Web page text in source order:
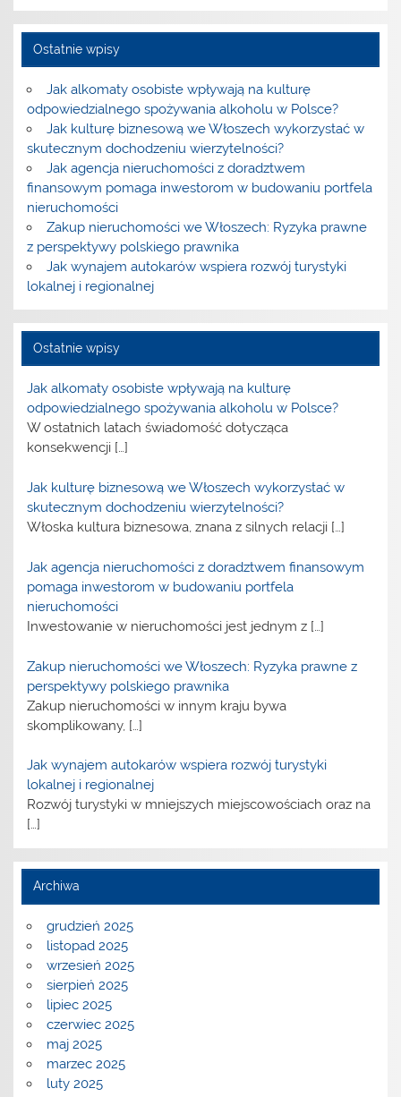
Ostatnie wpisy
Jak alkomaty osobiste wpływają na kulturę
odpowiedzialnego spożywania alkoholu w Polsce?
Jak kulturę biznesową we Włoszech wykorzystać w
skutecznym dochodzeniu wierzytelności?
Jak agencja nieruchomości z doradztwem
finansowym pomaga inwestorom w budowaniu portfela
nieruchomości
Zakup nieruchomości we Włoszech: Ryzyka prawne
z perspektywy polskiego prawnika
Jak wynajem autokarów wspiera rozwój turystyki
lokalnej i regionalnej
Ostatnie wpisy
Jak alkomaty osobiste wpływają na kulturę
odpowiedzialnego spożywania alkoholu w Polsce?
W ostatnich latach świadomość dotycząca
konsekwencji […]
Jak kulturę biznesową we Włoszech wykorzystać w
skutecznym dochodzeniu wierzytelności?
Włoska kultura biznesowa, znana z silnych relacji […]
Jak agencja nieruchomości z doradztwem finansowym
pomaga inwestorom w budowaniu portfela
nieruchomości
Inwestowanie w nieruchomości jest jednym z […]
Zakup nieruchomości we Włoszech: Ryzyka prawne z
perspektywy polskiego prawnika
Zakup nieruchomości w innym kraju bywa
skomplikowany, […]
Jak wynajem autokarów wspiera rozwój turystyki
lokalnej i regionalnej
Rozwój turystyki w mniejszych miejscowościach oraz na
[…]
Archiwa
grudzień 2025
listopad 2025
wrzesień 2025
sierpień 2025
lipiec 2025
czerwiec 2025
maj 2025
marzec 2025
luty 2025